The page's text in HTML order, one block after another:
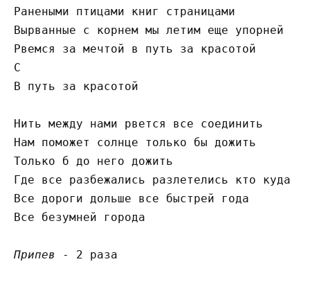
Ранеными птицами книг страницами
Вырванные с корнем мы летим еще упорней
Рвемся за мечтой в путь за красотой
C
В путь за красотой
Нить между нами рвется все соединить
Нам поможет солнце только бы дожить
Только б до него дожить
Где все разбежались разлетелись кто куда
Все дороги дольше все быстрей года
Все безумней города
Припев - 2 раза